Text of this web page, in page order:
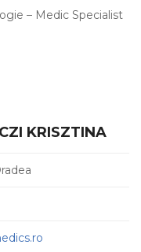
– Medic Specialist
KRISZTINA